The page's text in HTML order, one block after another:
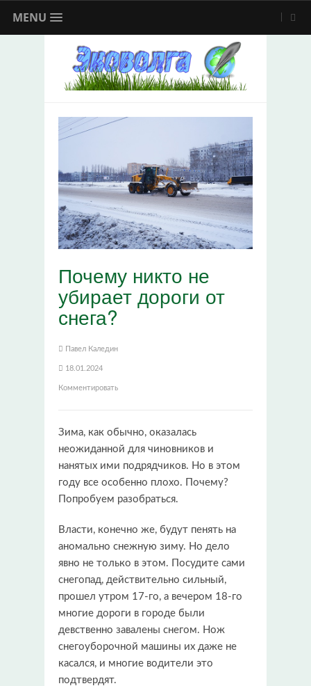
MENU
Почему никто не
убирает дороги от
снега?
Павел Каледин
18.01.2024
Комментировать
Зима, как обычно, оказалась
неожиданной для чиновников и
нанятых ими подрядчиков. Но в этом
году все особенно плохо. Почему?
Попробуем разобраться.
Власти, конечно же, будут пенять на
аномально снежную зиму. Но дело
явно не только в этом. Посудите сами
снегопад, действительно сильный,
прошел утром 17-го, а вечером 18-го
многие дороги в городе были
девственно завалены снегом. Нож
снегоуборочной машины их даже не
касался, и многие водители это
подтвердят.